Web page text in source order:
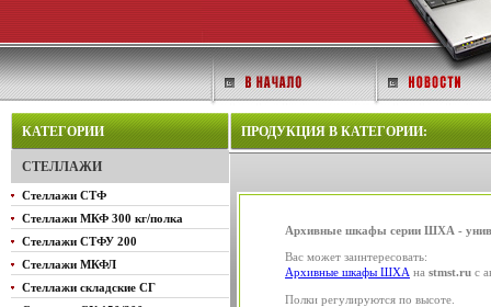
КАТЕГОРИИ
СТЕЛЛАЖИ
Стеллажи СТФ
Стеллажи МКФ 300 кг/полка
Стеллажи СТФУ 200
Стеллажи МКФЛ
Стеллажи складские СГ
ПРОДУКЦИЯ В КАТЕГОРИИ:
Архивные шкафы серии ШХА -
Вас может заинтересовать:
Архивные шкафы ШХА на stmst.ru с
Полки регулируются по высоте.